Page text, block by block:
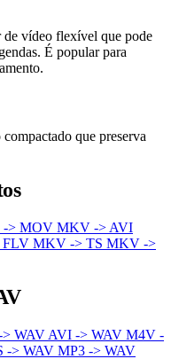
vídeo flexível que pode
É popular para
que preserva
> MOV MKV -> AVI
MKV -> TS MKV ->
WAV AVI -> WAV M4V -
-> WAV MP3 -> WAV